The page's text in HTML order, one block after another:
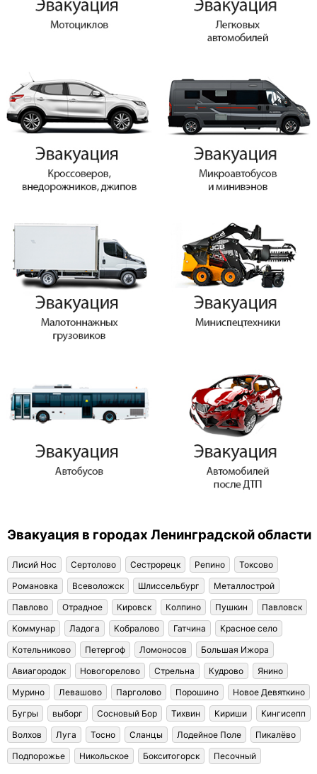
Эвакуация в городах Ленинградской области
Лисий Нос Сертолово Сестрорецк Репино
Токсово
Романовка
Всеволожск Шлиссельбург
Металлострой
Павлово
Отрадное Кировск Колпино Пушкин
Павловск
Коммунар
Ладога Кобралово Гатчина
Красное село
Котельниково
Петергоф Ломоносов
Большая Ижора
Авиагородок
Новогорелово Стрельна Кудрово
Янино
Мурино
Левашово Парголово Порошино
Новое Девяткино
Бугры
выборг Сосновый Бор Тихвин Кириши
Кингисепп
Волхов
Луга Тосно Сланцы Лодейное Поле
Пикалёво
Подпорожье
Никольское Бокситогорск Песочный